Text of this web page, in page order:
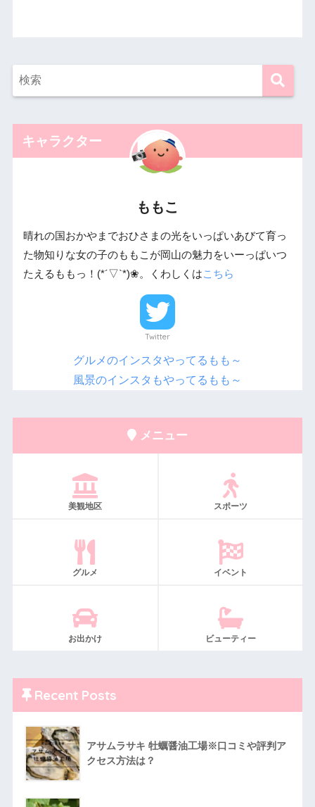
キャラクター
ももこ
晴れの国おかやまでおひさまの光をいっぱいあびて育っ
た物知りな女の子のももこが岡山の魅力をいーっぱいつ
たえるももっ！(*´▽`*)❀。くわしくはこちら
Twitter
グルメのインスタやってるもも～
風景のインスタもやってるもも～
メニュー
美観地区 スポーツ
グルメ イベント
お出かけ ビューティー
Recent Posts
アサムラサキ 牡蠣醤油工場※口コミや評判ア
クセス方法は？